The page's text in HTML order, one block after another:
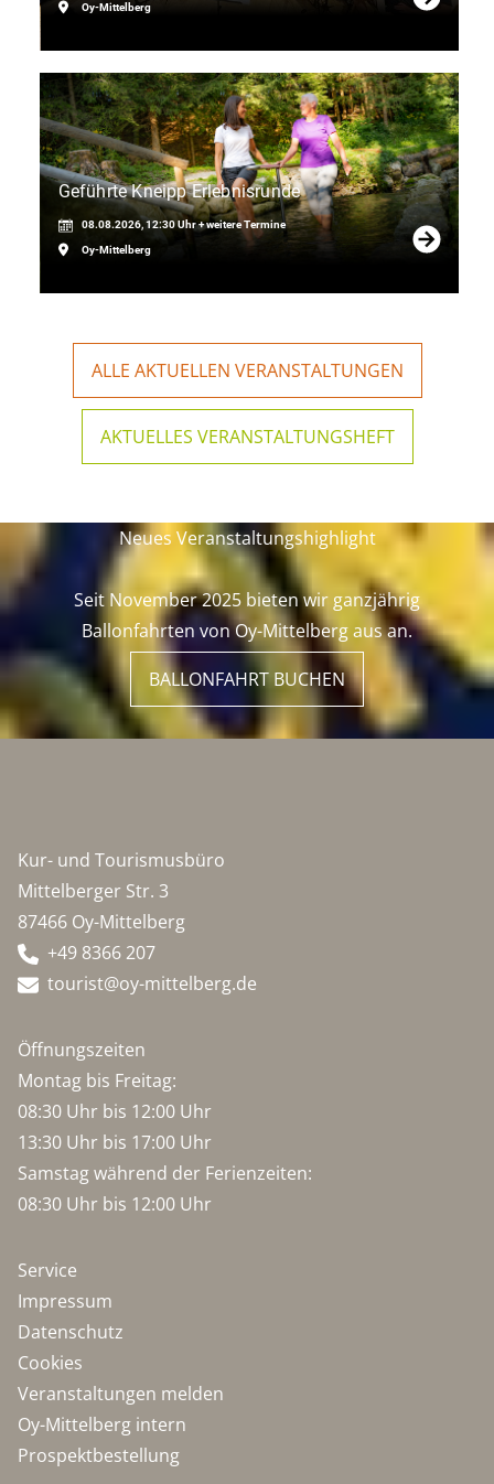
Oy-Mittelberg
Geführte Kneipp Erlebnisrunde
08.08.2026, 12:30 Uhr + weitere Termine
Oy-Mittelberg
ALLE AKTUELLEN VERANSTALTUNGEN
AKTUELLES VERANSTALTUNGSHEFT
Neues Veranstaltungshighlight
Seit November 2025 bieten wir ganzjährig
Ballonfahrten von Oy-Mittelberg aus an.
BALLONFAHRT BUCHEN
Kur- und Tourismusbüro
Mittelberger Str. 3
87466 Oy-Mittelberg
+49 8366 207
tourist@oy-mittelberg.de
Öffnungszeiten
Montag bis Freitag:
08:30 Uhr bis 12:00 Uhr
13:30 Uhr bis 17:00 Uhr
Samstag während der Ferienzeiten:
08:30 Uhr bis 12:00 Uhr
Service
Impressum
Datenschutz
Cookies
Veranstaltungen melden
Oy-Mittelberg intern
Prospektbestellung